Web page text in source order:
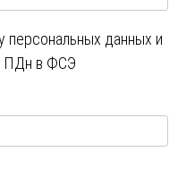
персональных данных и
ПДн в ФСЭ